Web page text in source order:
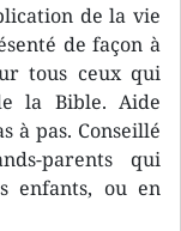
de la vie
de façon à
tous ceux qui
la Bible. Aide
à pas. Conseillé
parents qui
enfants, ou en